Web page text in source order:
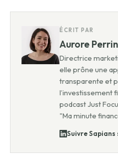
ÉCRIT PAR
Aurore Perrin
Directrice
elle prône une
transparente et
l’investissement
podcast Just
"Ma minute
Suivre Sapians